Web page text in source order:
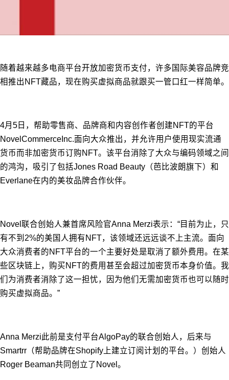
随着越来越多电商平台开放加密货币支付，许多国际美容品牌竞
相推出NFT藏品，现在购买虚拟商品就跟买一管口红一样简单。
4月5日，帮助零售商、品牌商和内容创作者创建NFT的平台
NovelCommerceInc.面向大众推出，并允许用户使用现实流通
货币而非加密货币订购NFT。该平台消除了大众与编码领域之间
的鸿沟，吸引了包括Jones Road Beauty（芭比波朗旗下）和
Everlane在内的美妆品牌合作伙伴。
Novel联合创始人兼首席风险官Anna Merzi表示：“目前为止，只
有不到2%的美国人拥有NFT，该领域还远远谈不上主流。面向
大众消费者的NFT平台的一个主要好处是取消了额外费用。在某
些区块链上，购买NFT的费用甚至会超过加密货币本身价值。我
们为消费者消除了这一担忧，因为他们无需加密货币也可以随时
购买虚拟商品。”
Anna Merzi此前是支付平台AlgoPay的联合创始人，后来与
Smartrr（帮助品牌在Shopify上建立订阅计划的平台。）创始人
Roger Beaman共同创立了Novel。